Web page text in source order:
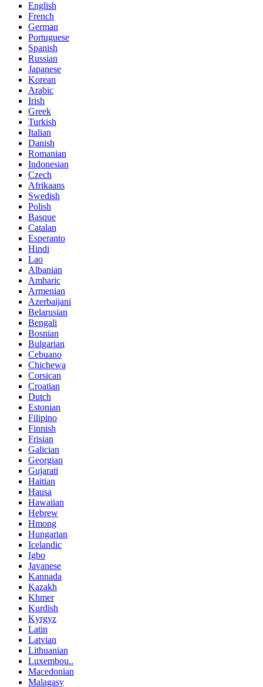
English
French
German
Portuguese
Spanish
Russian
Japanese
Korean
Arabic
Irish
Greek
Turkish
Italian
Danish
Romanian
Indonesian
Czech
Afrikaans
Swedish
Polish
Basque
Catalan
Esperanto
Hindi
Lao
Albanian
Amharic
Armenian
Azerbaijani
Belarusian
Bengali
Bosnian
Bulgarian
Cebuano
Chichewa
Corsican
Croatian
Dutch
Estonian
Filipino
Finnish
Frisian
Galician
Georgian
Gujarati
Haitian
Hausa
Hawaiian
Hebrew
Hmong
Hungarian
Icelandic
Igbo
Javanese
Kannada
Kazakh
Khmer
Kurdish
Kyrgyz
Latin
Latvian
Lithuanian
Luxembou..
Macedonian
Malagasy